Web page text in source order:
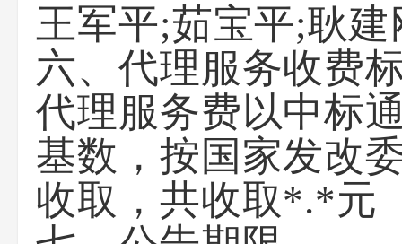
王军平;茹宝平;耿
六、代理服务收费
代理服务费以中标
基数，按国家发改
收取，共收取*.*元